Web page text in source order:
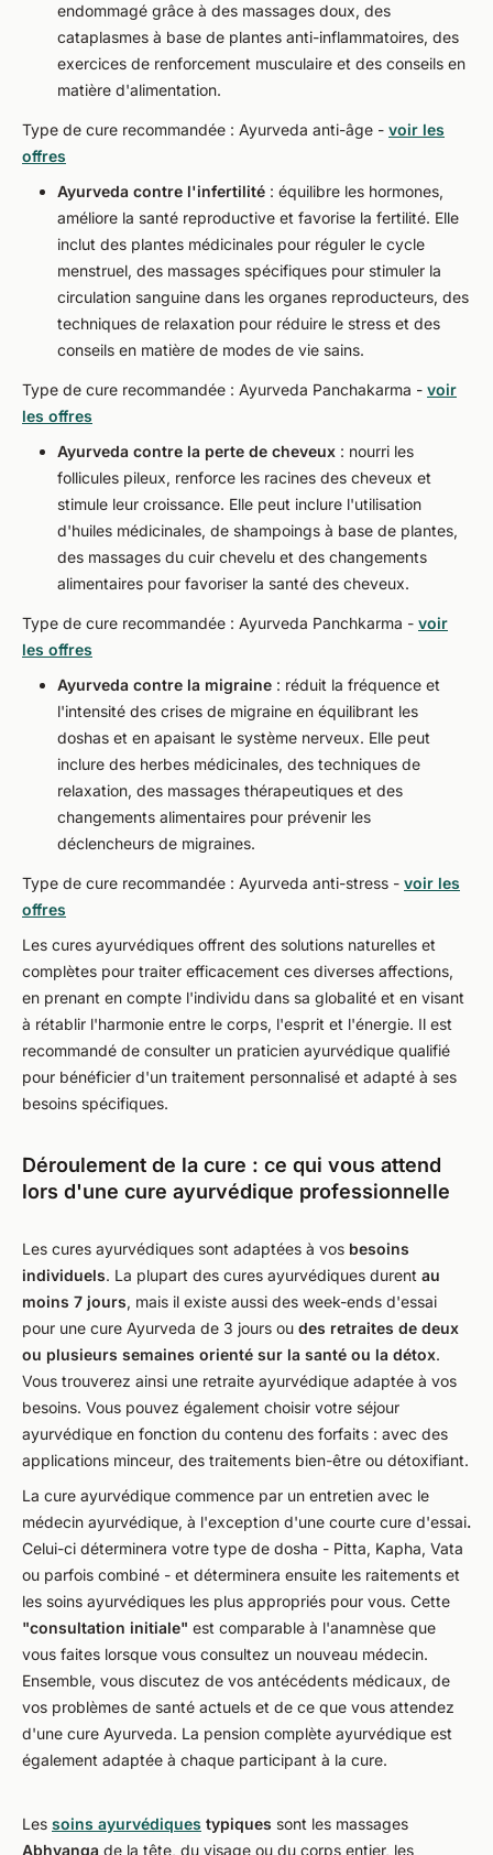
endommagé grâce à des massages doux, des
cataplasmes à base de plantes anti-inflammatoires, des
exercices de renforcement musculaire et des conseils en
matière d'alimentation.
Type de cure recommandée : Ayurveda anti-âge - voir les
offres
Ayurveda contre l'infertilité : équilibre les hormones,
améliore la santé reproductive et favorise la fertilité. Elle
inclut des plantes médicinales pour réguler le cycle
menstruel, des massages spécifiques pour stimuler la
circulation sanguine dans les organes reproducteurs, des
techniques de relaxation pour réduire le stress et des
conseils en matière de modes de vie sains.
Type de cure recommandée : Ayurveda Panchakarma - voir
les offres
Ayurveda contre la perte de cheveux : nourri les
follicules pileux, renforce les racines des cheveux et
stimule leur croissance. Elle peut inclure l'utilisation
d'huiles médicinales, de shampoings à base de plantes,
des massages du cuir chevelu et des changements
alimentaires pour favoriser la santé des cheveux.
Type de cure recommandée : Ayurveda Panchkarma - voir
les offres
Ayurveda contre la migraine : réduit la fréquence et
l'intensité des crises de migraine en équilibrant les
doshas et en apaisant le système nerveux. Elle peut
inclure des herbes médicinales, des techniques de
relaxation, des massages thérapeutiques et des
changements alimentaires pour prévenir les
déclencheurs de migraines.
Type de cure recommandée : Ayurveda anti-stress - voir les
offres
Les cures ayurvédiques offrent des solutions naturelles et
complètes pour traiter efficacement ces diverses affections,
en prenant en compte l'individu dans sa globalité et en visant
à rétablir l'harmonie entre le corps, l'esprit et l'énergie. Il est
recommandé de consulter un praticien ayurvédique qualifié
pour bénéficier d'un traitement personnalisé et adapté à ses
besoins spécifiques.
Déroulement de la cure : ce qui vous attend
lors d'une cure ayurvédique professionnelle
Les cures ayurvédiques sont adaptées à vos besoins
individuels. La plupart des cures ayurvédiques durent au
moins 7 jours, mais il existe aussi des week-ends d'essai
pour une cure Ayurveda de 3 jours ou des retraites de deux
ou plusieurs semaines orienté sur la santé ou la détox.
Vous trouverez ainsi une retraite ayurvédique adaptée à vos
besoins. Vous pouvez également choisir votre séjour
ayurvédique en fonction du contenu des forfaits : avec des
applications minceur, des traitements bien-être ou détoxifiant.
La cure ayurvédique commence par un entretien avec le
médecin ayurvédique, à l'exception d'une courte cure d'essai.
Celui-ci déterminera votre type de dosha - Pitta, Kapha, Vata
ou parfois combiné - et déterminera ensuite les raitements et
les soins ayurvédiques les plus appropriés pour vous. Cette
"consultation initiale" est comparable à l'anamnèse que
vous faites lorsque vous consultez un nouveau médecin.
Ensemble, vous discutez de vos antécédents médicaux, de
vos problèmes de santé actuels et de ce que vous attendez
d'une cure Ayurveda. La pension complète ayurvédique est
également adaptée à chaque participant à la cure.
Les soins ayurvédiques typiques sont les massages
Abhyanga de la tête, du visage ou du corps entier, les